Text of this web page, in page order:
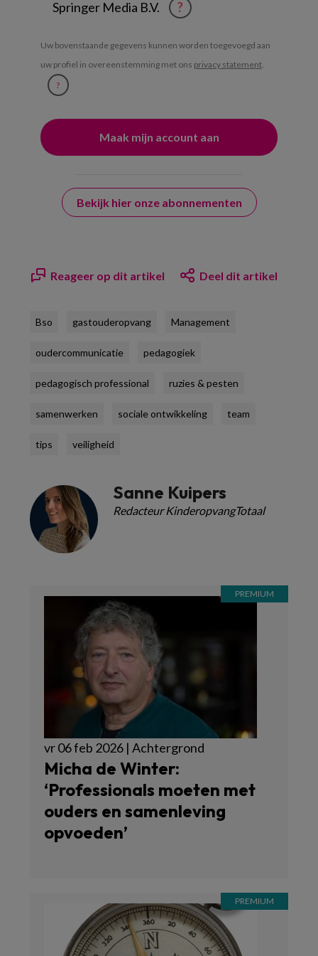
Springer Media B.V.
?
Uw bovenstaande gegevens kunnen worden toegevoegd aan
uw profiel in overeenstemming met ons privacy statement
?
Bekijk hier onze abonnementen
Reageer op dit artikel Deel dit artikel
Bso gastouderopvang Management
oudercommunicatie pedagogiek
pedagogisch professional ruzies & pesten
samenwerken sociale ontwikkeling team
tips veiligheid
Sanne Kuipers
Redacteur KinderopvangTotaal
vr 06 feb 2026 | Achtergrond
Micha de Winter:
‘Professionals moeten met
ouders en samenleving
opvoeden’